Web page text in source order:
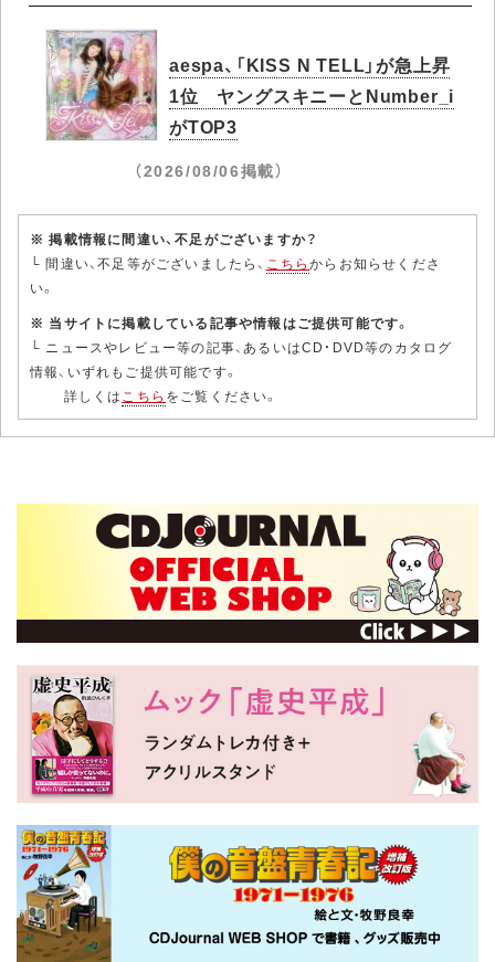
aespa、「KISS N TELL」が急上昇
1位 ヤングスキニーとNumber_i
がTOP3
（2026/08/06掲載）
※ 掲載情報に間違い、不足がございますか？
└ 間違い、不足等がございましたら、 こちらからお知らせくださ
い。
※ 当サイトに掲載している記事や情報はご提供可能です。
└ ニュースやレビュー等の記事、あるいはCD・DVD等のカタログ
情報、いずれもご提供可能です。
詳しくはこちら をご覧ください。